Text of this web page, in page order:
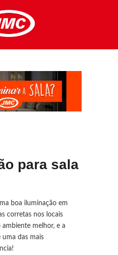
para sala
boa iluminação em
corretas nos locais
melhor, e a
uma das mais